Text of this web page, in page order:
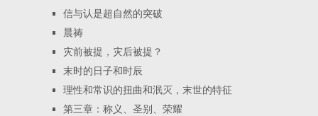
信与认是超自然的突破
晨祷
灾前被提，灾后被提？
末时的日子和时辰
理性和常识的扭曲和泯灭，末世的特征
第三章：称义、圣别、荣耀